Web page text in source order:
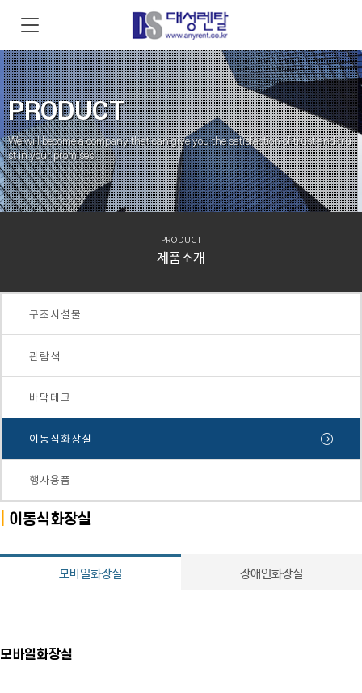
PRODUCT
We will become a company that can give you the satisfaction of trust and tru
st in your promises.
PRODUCT
제품소개
구조시설물
관람석
바닥테크
이동식화장실
행사용품
이동식화장실
모바일화장실 장애인화장실
모바일화장실